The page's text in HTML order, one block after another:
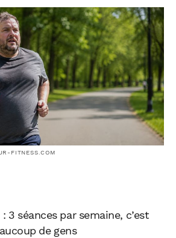
FITNESS.COM
3 séances par semaine, c’est
de gens